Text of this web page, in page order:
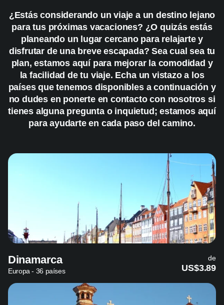
¿Estás considerando un viaje a un destino lejano
para tus próximas vacaciones? ¿O quizás estás
planeando un lugar cercano para relajarte y
disfrutar de una breve escapada? Sea cual sea tu
plan, estamos aquí para mejorar la comodidad y
la facilidad de tu viaje. Echa un vistazo a los
países que tenemos disponibles a continuación y
no dudes en ponerte en contacto con nosotros si
tienes alguna pregunta o inquietud; estamos aquí
para ayudarte en cada paso del camino.
Dinamarca
Europa - 36 países
de
US$3.89